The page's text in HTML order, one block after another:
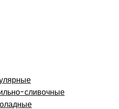
сливочные